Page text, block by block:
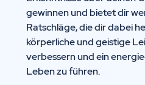
gewinnen und bietet dir
Ratschläge, die dir dabei
körperliche und geistige
verbessern und ein
Leben zu führen.